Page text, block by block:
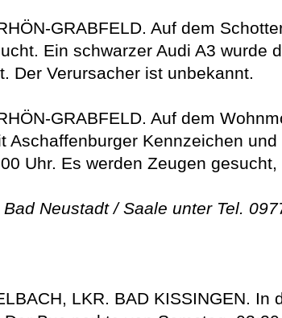
GRABFELD. Auf dem
Ein schwarzer Audi A3 wurde
Der Verursacher ist unbekannt.
GRABFELD. Auf dem
Kennzeichen
Uhr. Es werden Zeugen
Neustadt / Saale unter Tel.
LKR. BAD KISSINGEN.